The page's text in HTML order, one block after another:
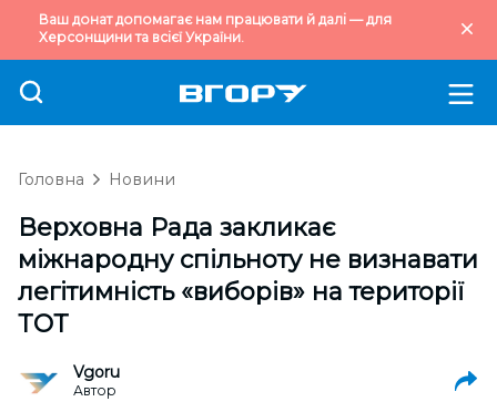
Ваш донат допомагає нам працювати й далі — для
Херсонщини та всієї України.
Головна Новини
Верховна Рада закликає
міжнародну спільноту не визнавати
легітимність «виборів» на території
ТОТ
Vgoru
Автор